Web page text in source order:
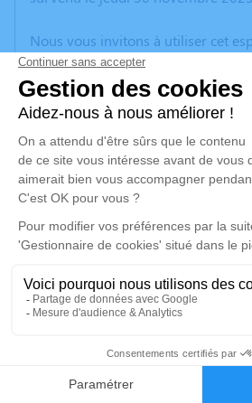
Faire-part
Nous vous invitons à utiliser cet
vos condoléances, partager des
anecdote ou exprimer vos pensées
poèmes ou des textes. Cet endroit
d'expression dédié à honorer la
Françoise CLAPPIER.
Un service de plantation d’arbre
disponible ici
Cérémonie religieuse
Église Saint Victor de La
83920 La Motte